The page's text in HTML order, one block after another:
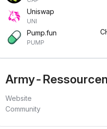
Uniswap
UNI
Pump.fun
PUMP
Army-Ressourcen
Website
Community